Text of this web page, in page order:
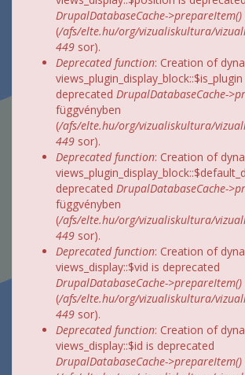
DrupalDatabaseCache->prepareItem()
(/afs/elte.hu/org/vizualiskultura/
449 sor).
Deprecated function: Creation of
views_plugin_display_block::$is_plugin
deprecated DrupalDatabaseCache-
függvényben
(/afs/elte.hu/org/vizualiskultura/
449 sor).
Deprecated function: Creation of
deprecated DrupalDatabaseCache-
függvényben
(/afs/elte.hu/org/vizualiskultura/
449 sor).
Deprecated function: Creation of
views_display::$vid is deprecated
DrupalDatabaseCache->prepareItem()
(/afs/elte.hu/org/vizualiskultura/
449 sor).
Deprecated function: Creation of
views_display::$id is deprecated
DrupalDatabaseCache->prepareItem()